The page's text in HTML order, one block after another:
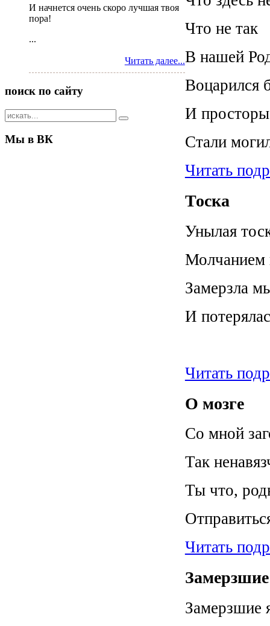
Что не так
В нашей
Воцарился
И просторы
Стали
Читать
Тоска
Унылая
Молчанием
Замерзла
И
Читать
О мозге
Со мной
Так
Ты что,
Читать
Замерзшие
И начнется очень скоро лучшая твоя
пора!
...
Читать далее...
поиск по сайту
Мы в ВК